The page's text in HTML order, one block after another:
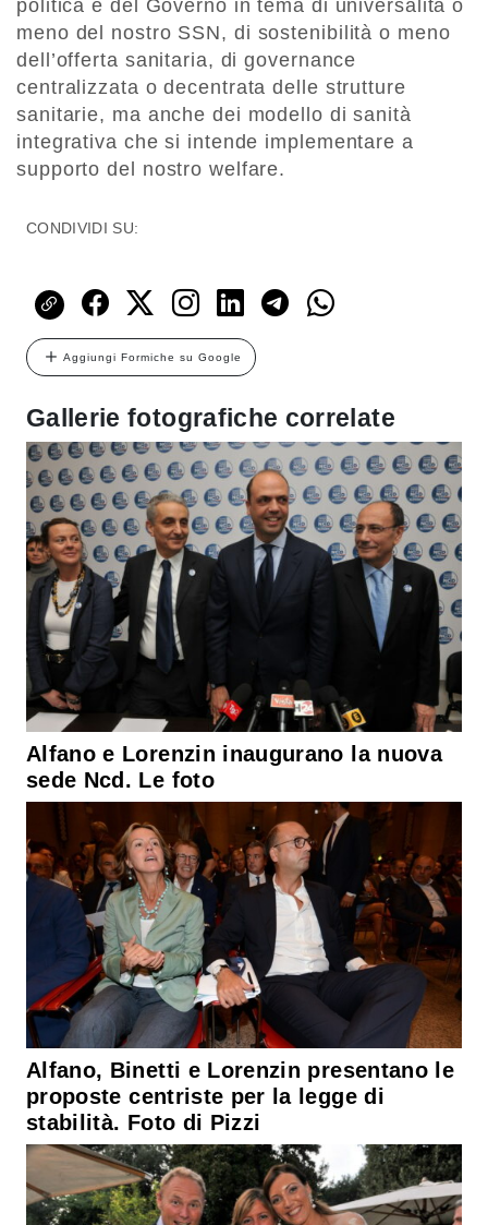
politica e del Governo in tema di universalità o
meno del nostro SSN, di sostenibilità o meno
dell’offerta sanitaria, di governance
centralizzata o decentrata delle strutture
sanitarie, ma anche dei modello di sanità
integrativa che si intende implementare a
supporto del nostro welfare.
CONDIVIDI SU:
Aggiungi Formiche su Google
Gallerie fotografiche correlate
Alfano e Lorenzin inaugurano la nuova
sede Ncd. Le foto
Alfano, Binetti e Lorenzin presentano le
proposte centriste per la legge di
stabilità. Foto di Pizzi